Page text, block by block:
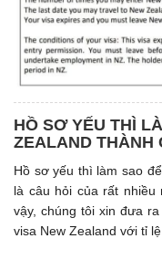
HỒ SƠ YẾU THÌ
ZEALAND THÀNH
Hồ sơ yếu thì làm sao
là câu hỏi của rất nhiều
vậy, chúng tôi xin đưa
visa New Zealand với tỉ